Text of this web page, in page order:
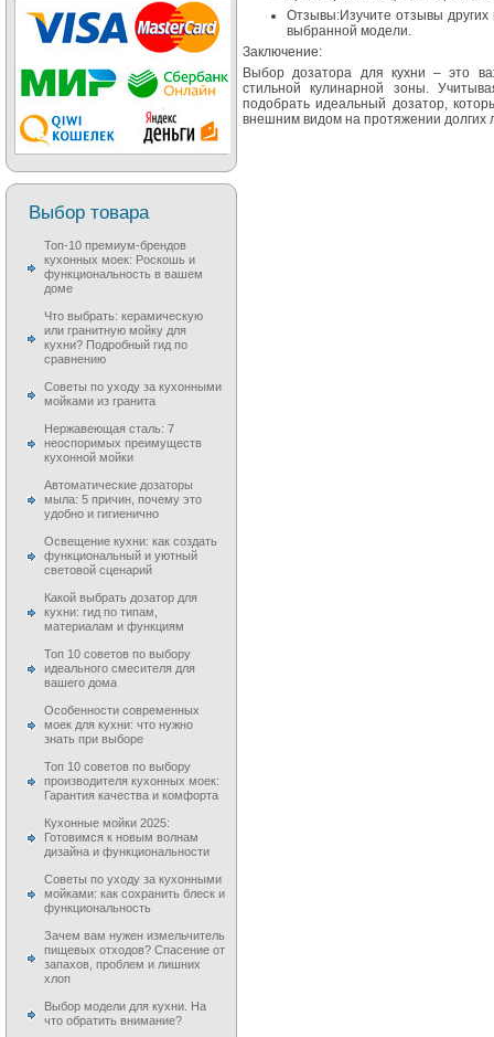
Отзывы:Изучите отзывы других
выбранной модели.
Заключение:
Выбор дозатора для кухни – это
стильной кулинарной зоны.
подобрать идеальный дозатор,
внешним видом на протяжении долгих
Выбор товара
Топ-10 премиум-брендов
кухонных моек: Роскошь и
функциональность в вашем
доме
Что выбрать: керамическую
или гранитную мойку для
кухни? Подробный гид по
сравнению
Советы по уходу за кухонными
мойками из гранита
Нержавеющая сталь: 7
неоспоримых преимуществ
кухонной мойки
Автоматические дозаторы
мыла: 5 причин, почему это
удобно и гигиенично
Освещение кухни: как создать
функциональный и уютный
световой сценарий
Какой выбрать дозатор для
кухни: гид по типам,
материалам и функциям
Топ 10 советов по выбору
идеального смесителя для
вашего дома
Особенности современных
моек для кухни: что нужно
знать при выборе
Топ 10 советов по выбору
производителя кухонных моек:
Гарантия качества и комфорта
Кухонные мойки 2025:
Готовимся к новым волнам
дизайна и функциональности
Советы по уходу за кухонными
мойками: как сохранить блеск и
функциональность
Зачем вам нужен измельчитель
пищевых отходов? Спасение от
запахов, проблем и лишних
хлоп
Выбор модели для кухни. На
что обратить внимание?